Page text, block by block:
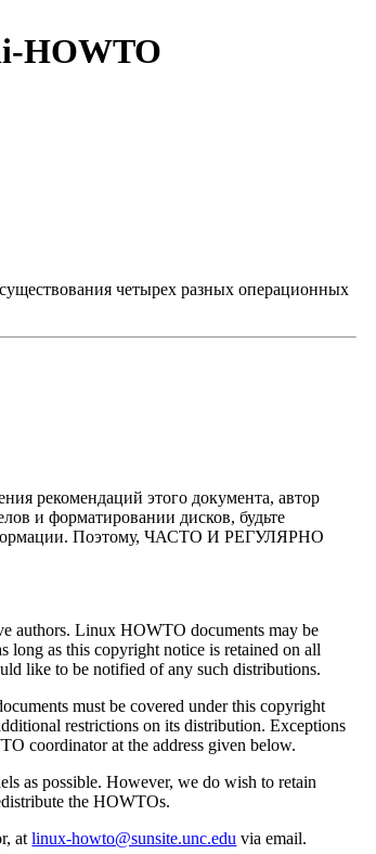
HOWTO
четырех разных операционных
рекомендаций этого документа, автор
и форматировании дисков, будьте
Поэтому, ЧАСТО И РЕГУЛЯРНО
authors. Linux HOWTO documents may be
long as this copyright notice is retained on all
like to be notified of any such distributions.
must be covered under this copyright
restrictions on its distribution. Exceptions
coordinator at the address given below.
as possible. However, we do wish to retain
the HOWTOs.
atlinux-howto@sunsite.unc.edu via email.